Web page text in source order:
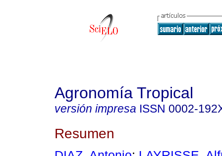
Agronomía Tropical
versión impresa ISSN 0002-
Resumen